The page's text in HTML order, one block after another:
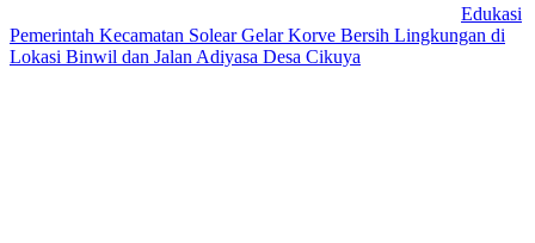
Edukasi
Pemerintah Kecamatan Solear Gelar Korve Bersih Lingkungan di
Lokasi Binwil dan Jalan Adiyasa Desa Cikuya